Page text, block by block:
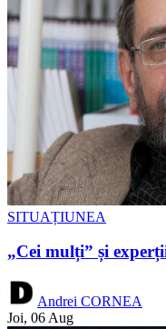
SITUAȚIUNEA
„Cei mulți” și
Andrei CORNEA
Joi, 06 Aug